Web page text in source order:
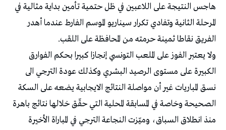
هاجس النتيجة على اللاعبين في ظل حتمية تأمين بداية مثالية في
المرحلة الثانية وتفادي تكرار سيناريو الموسم الفارط عندما أهدر
الفريق نقاطا ثمينة حرمته من المحافظة على اللقب.
ولا يعتبر الفوز على الملعب التونسي إنجازا كبيرا بحكم الفوارق
الكبيرة على مستوى الرصيد البشري وكذلك عودة الترجي الى
نسق المباريات غير أن مواصلة النتائج الايجابية يضعه على السكة
الصحيحة وخاصة في المسابقة المحلية التي حقّق خلالها نتائج باهرة
منذ انطلاق السباق، وميّزت النجاعة الترجي في المباراة الأخيرة